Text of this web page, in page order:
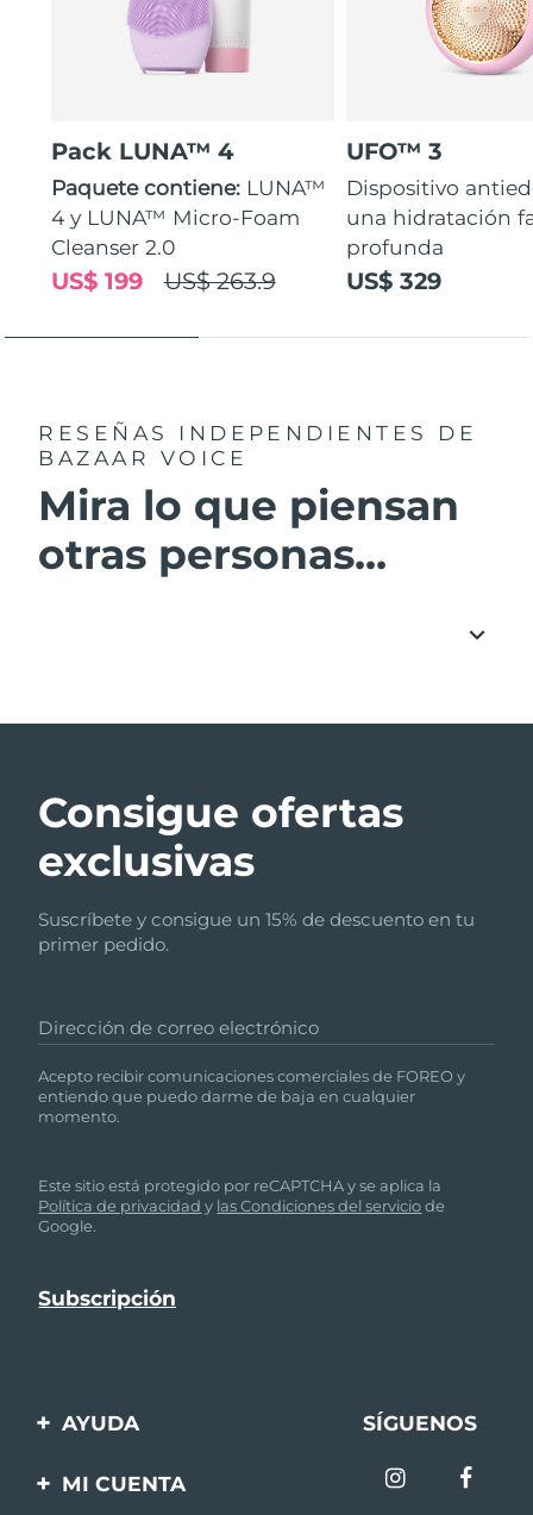
Pack LUNA™ 4
Paquete contiene: LUNA™
4 y LUNA™ Micro-Foam
Cleanser 2.0
US$ 263.9
US$ 199
UFO™ 3
Dispositivo
una hidratación
profunda
US$ 329
RESEÑAS INDEPENDIENTES
DE
BAZAAR VOICE
Mira lo que piensan
otras personas...
Consigue ofertas
exclusivas
Suscríbete y consigue un 15% de descuento en tu
primer pedido.
Dirección de correo electrónico
Acepto recibir comunicaciones comerciales de FOREO y
entiendo que puedo darme de baja en cualquier
momento.
Este sitio está protegido por reCAPTCHA y se aplica la
Política de privacidad y las Condiciones del serviciode
Google.
AYUDA
Contáctanos
SÍGUENOS
MI CUENTA